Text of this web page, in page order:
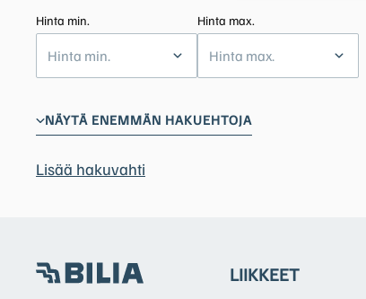
Hinta min.
Hinta min.
Hinta max.
Hinta max.
NÄYTÄ ENEMMÄN HAKUEHTOJA
Lisää hakuvahti
LIIKKEET